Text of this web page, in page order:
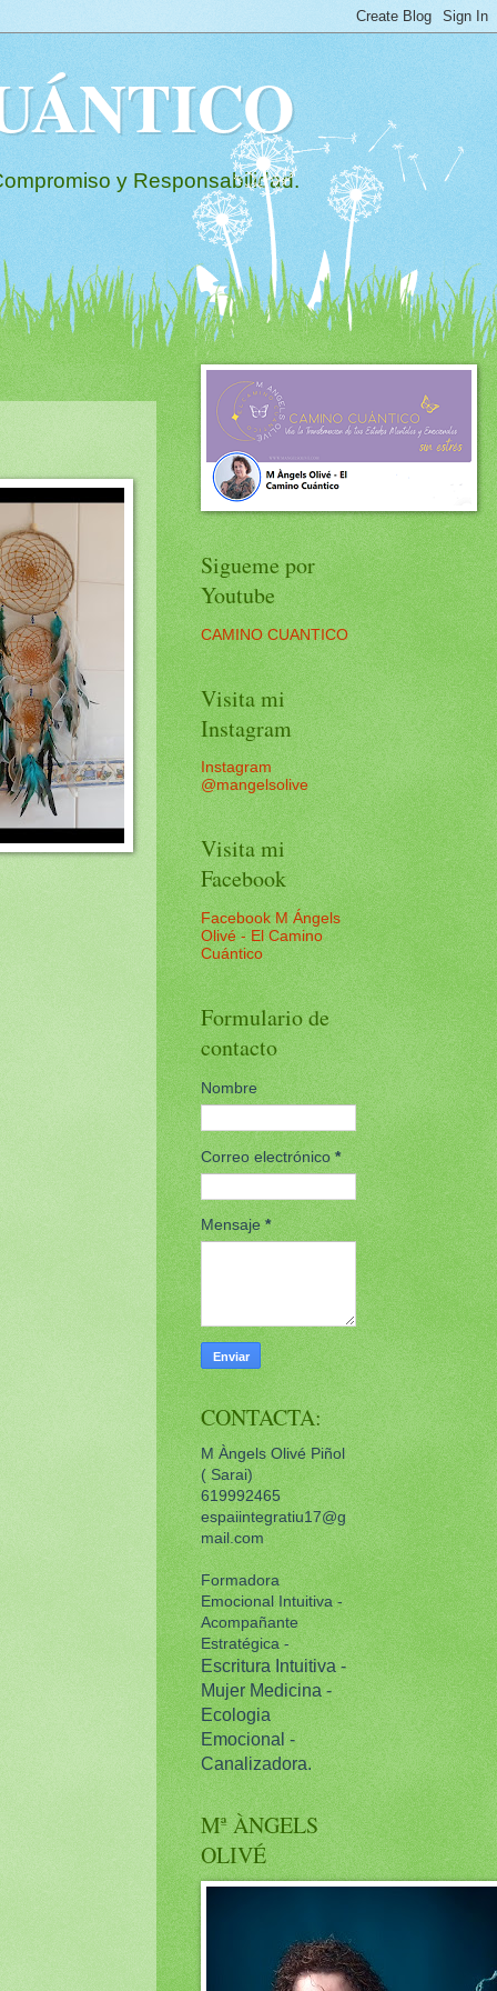
y Responsabilidad.
Sigueme por
Youtube
CAMINO CUANTICO
Visita mi
Instagram
Instagram
@mangelsolive
Visita mi
Facebook
Facebook M Ángels
Olivé - El Camino
Cuántico
Formulario de
contacto
Nombre
Correo electrónico*
Mensaje*
CONTACTA:
M Àngels Olivé Piñol
( Sarai)
619992465
espaiintegratiu17@g
mail.com
Formadora
Emocional Intuitiva -
Acompañante
Estratégica -
Escritura Intuitiva -
Mujer Medicina -
Ecologia
Emocional -
Canalizadora.
Mª ÀNGELS
OLIVÉ